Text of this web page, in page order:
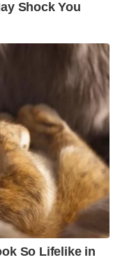
को उचित
मैं टीम और सहयोगी
हूं।”
टीम के कप्तान
था, ने कहा,
हम उन क्षेत्रों के
अच्छा करना था।
नर्वस फाइनल था।
खेली थी, लेकिन मुझे
खेल पर नियंत्रण
कुमार ने कहा कि